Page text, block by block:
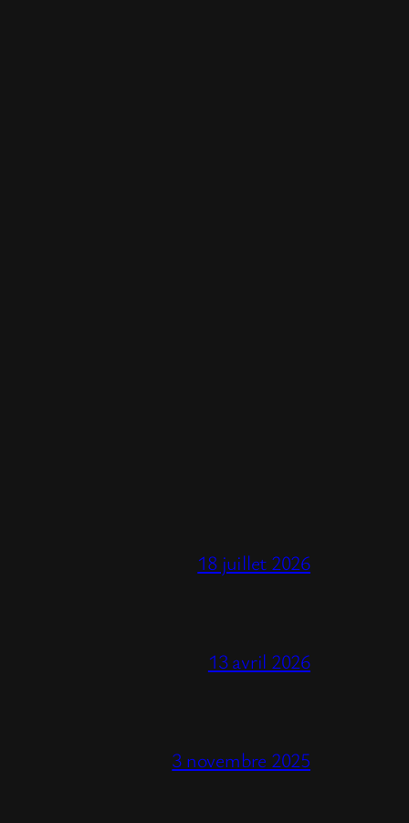
18 juillet 2026
13 avril 2026
3 novembre 2025